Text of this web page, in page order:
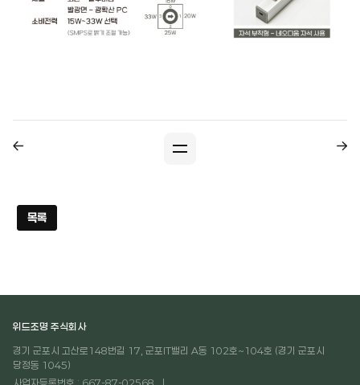
목록
위드조명 주식회사
경기 군포시 고산로148번길 17, 군포IT밸리 A동 102호~104호 (경기 군포시
당정동 1045)